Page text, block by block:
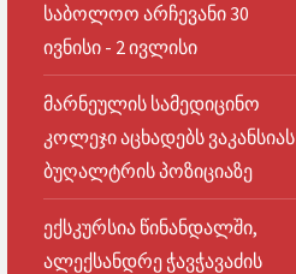
საბოლოო არჩევანი 30
ივნისი - 2 ივლისი
მარნეულის სამედიცინო
კოლეჯი აცხადებს ვაკანსიას
ბუღალტრის პოზიციაზე
ექსკურსია წინანდალში,
ალექსანდრე ჭავჭავაძის